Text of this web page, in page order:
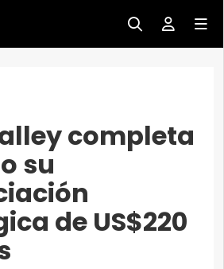
completa
su
de US$220